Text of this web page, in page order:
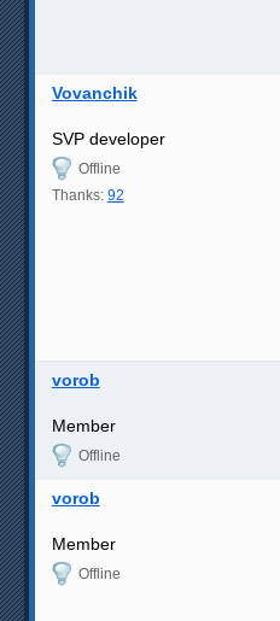
Vovanchik
SVP developer
Offline
Thanks: 92
vorob
Member
Offline
vorob
Member
Offline